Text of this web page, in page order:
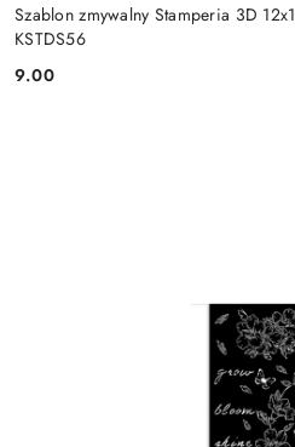
Szablon zmywalny Stamperia 3D
KSTDS56
Cena:
9.00